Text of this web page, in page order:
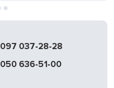
097 037-28-28
050 636-51-00